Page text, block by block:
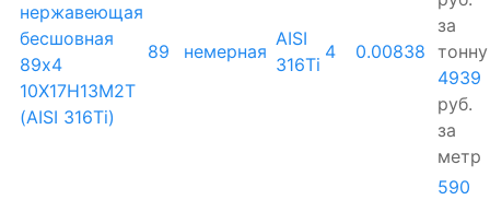
нержавеющая
бесшовная
89х4
10Х17Н13М2Т
(AISI 316Ti)
89 немерная
AISI
316Ti
4 0.00838
за
тонну
4939
руб.
за
метр
590